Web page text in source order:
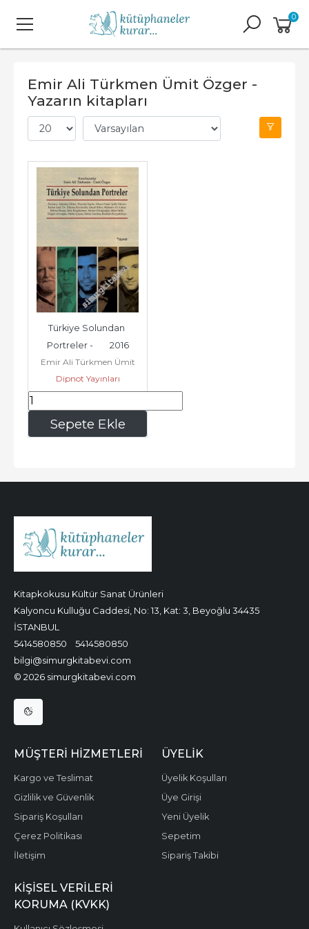
0
Emir Ali Türkmen Ümit Özger -
Yazarın kitapları
Sepete Ekle
Türkiye Solundan
Portreler -        2016
Emir Ali Türkmen Ümit
Özger
Dipnot Yayınları
468,75
Kitapkokusu Kültür Sanat Ürünleri
Kalyoncu Kulluğu Caddesi, No: 13, Kat: 3, Beyoğlu 34435
İSTANBUL
5414580850
5414580850
bilgi@simurgkitabevi.com
© 2026 simurgkitabevi.com
MÜŞTERI HIZMETLERI
Kargo ve Teslimat
Gizlilik ve Güvenlik
Sipariş Koşulları
Çerez Politikası
İletişim
ÜYELIK
Üyelik Koşulları
Üye Girişi
Yeni Üyelik
Sepetim
Sipariş Takibi
KIŞISEL VERILERI
KORUMA (KVKK)